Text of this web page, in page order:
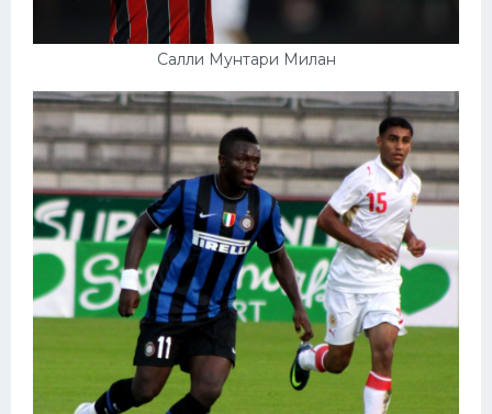
Салли Мунтари Милан